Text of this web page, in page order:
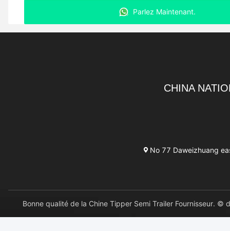
Parlez Maintenant.
CHINA
No 77 Daweizhuang
Bonne qualité de la Chine Tipper Semi Trailer Fournisseur. ©